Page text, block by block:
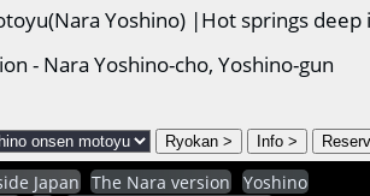
Yoshino) |Hot springs deep
- Nara Yoshino-cho, Yoshino-gun
Japan The Nara version
Yoshino